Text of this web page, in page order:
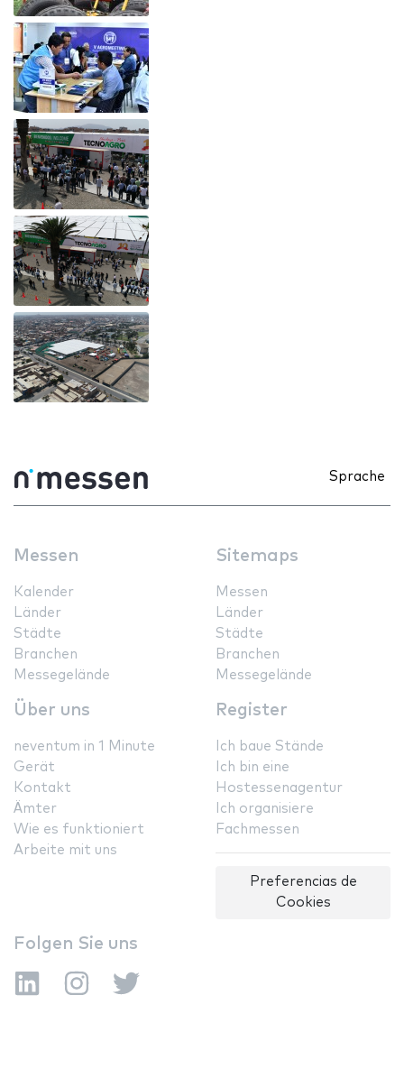
Sprache
Messen
Kalender
Länder
Städte
Branchen
Messegelände
Sitemaps
Messen
Länder
Städte
Branchen
Messegelände
Über uns
neventum in 1 Minute
Gerät
Kontakt
Ämter
Wie es funktioniert
Arbeite mit uns
Register
Ich baue Stände
Ich bin eine
Hostessenagentur
Ich organisiere
Fachmessen
Preferencias de
Cookies
Folgen Sie uns